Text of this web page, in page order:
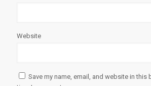
Website
Save my name, email, and website in this